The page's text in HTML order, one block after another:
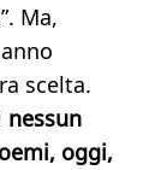
Ma,
scelta.
nessun
oggi,